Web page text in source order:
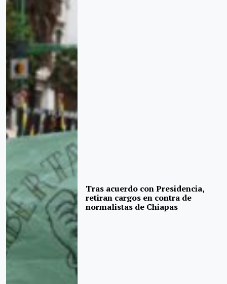
Tras acuerdo con Presidencia,
retiran cargos en contra de
normalistas de Chiapas